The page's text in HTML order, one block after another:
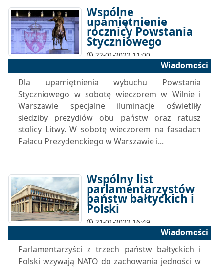
Wspólne
upamiętnienie
rocznicy Powstania
Styczniowego
22-01-2022 11:00
Wiadomości
Dla upamiętnienia wybuchu Powstania
Styczniowego w sobotę wieczorem w Wilnie i
Warszawie specjalne iluminacje oświetliły
siedziby prezydiów obu państw oraz ratusz
stolicy Litwy. W sobotę wieczorem na fasadach
Pałacu Prezydenckiego w Warszawie i...
Wspólny list
parlamentarzystów
państw bałtyckich i
Polski
21-01-2022 16:49
Wiadomości
Parlamentarzyści z trzech państw bałtyckich i
Polski wzywają NATO do zachowania jedności w